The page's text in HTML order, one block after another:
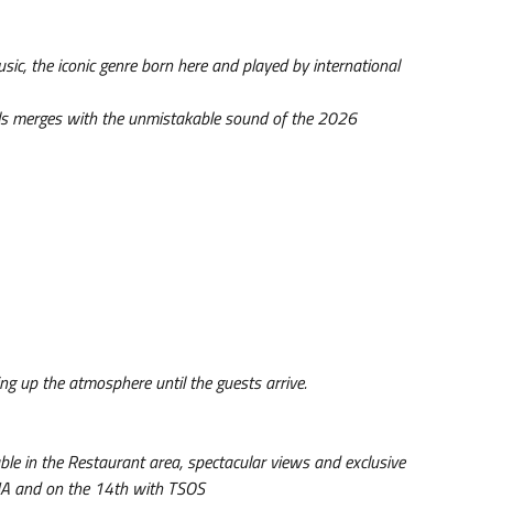
the iconic genre born here and played by international
merges with the unmistakable sound of the 2026
up the atmosphere until the guests arrive.
in the Restaurant area, spectacular views and exclusive
and on the 14th with TSOS